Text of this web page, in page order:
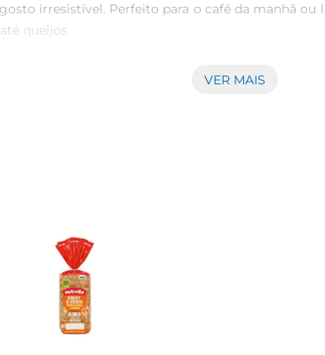
irresistível. Perfeito para o café da manhã
queijos.
trigo integral, água, fermento biológico, sal e
valoriza a saúde sem abrir mão do prazer de
VER MAIS